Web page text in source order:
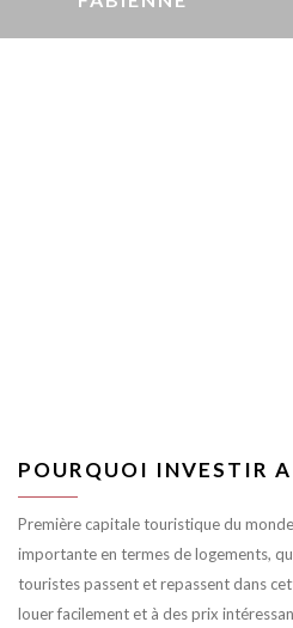
POURQUOI INVESTIR A
Première capitale touristique du
importante en termes de logements,
touristes passent et repassent dans
louer facilement et à des prix